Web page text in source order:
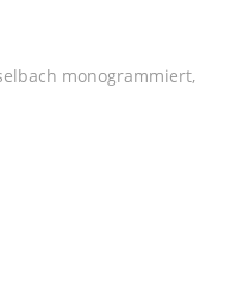
monogrammiert,